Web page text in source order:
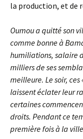
la production, et de
Oumou a quitté son
comme bonne à
humiliations, salaire
milliers de ses
meilleure. Le soir,
laissent éclater leur
certaines
droits. Pendant ce
première fois à la ville